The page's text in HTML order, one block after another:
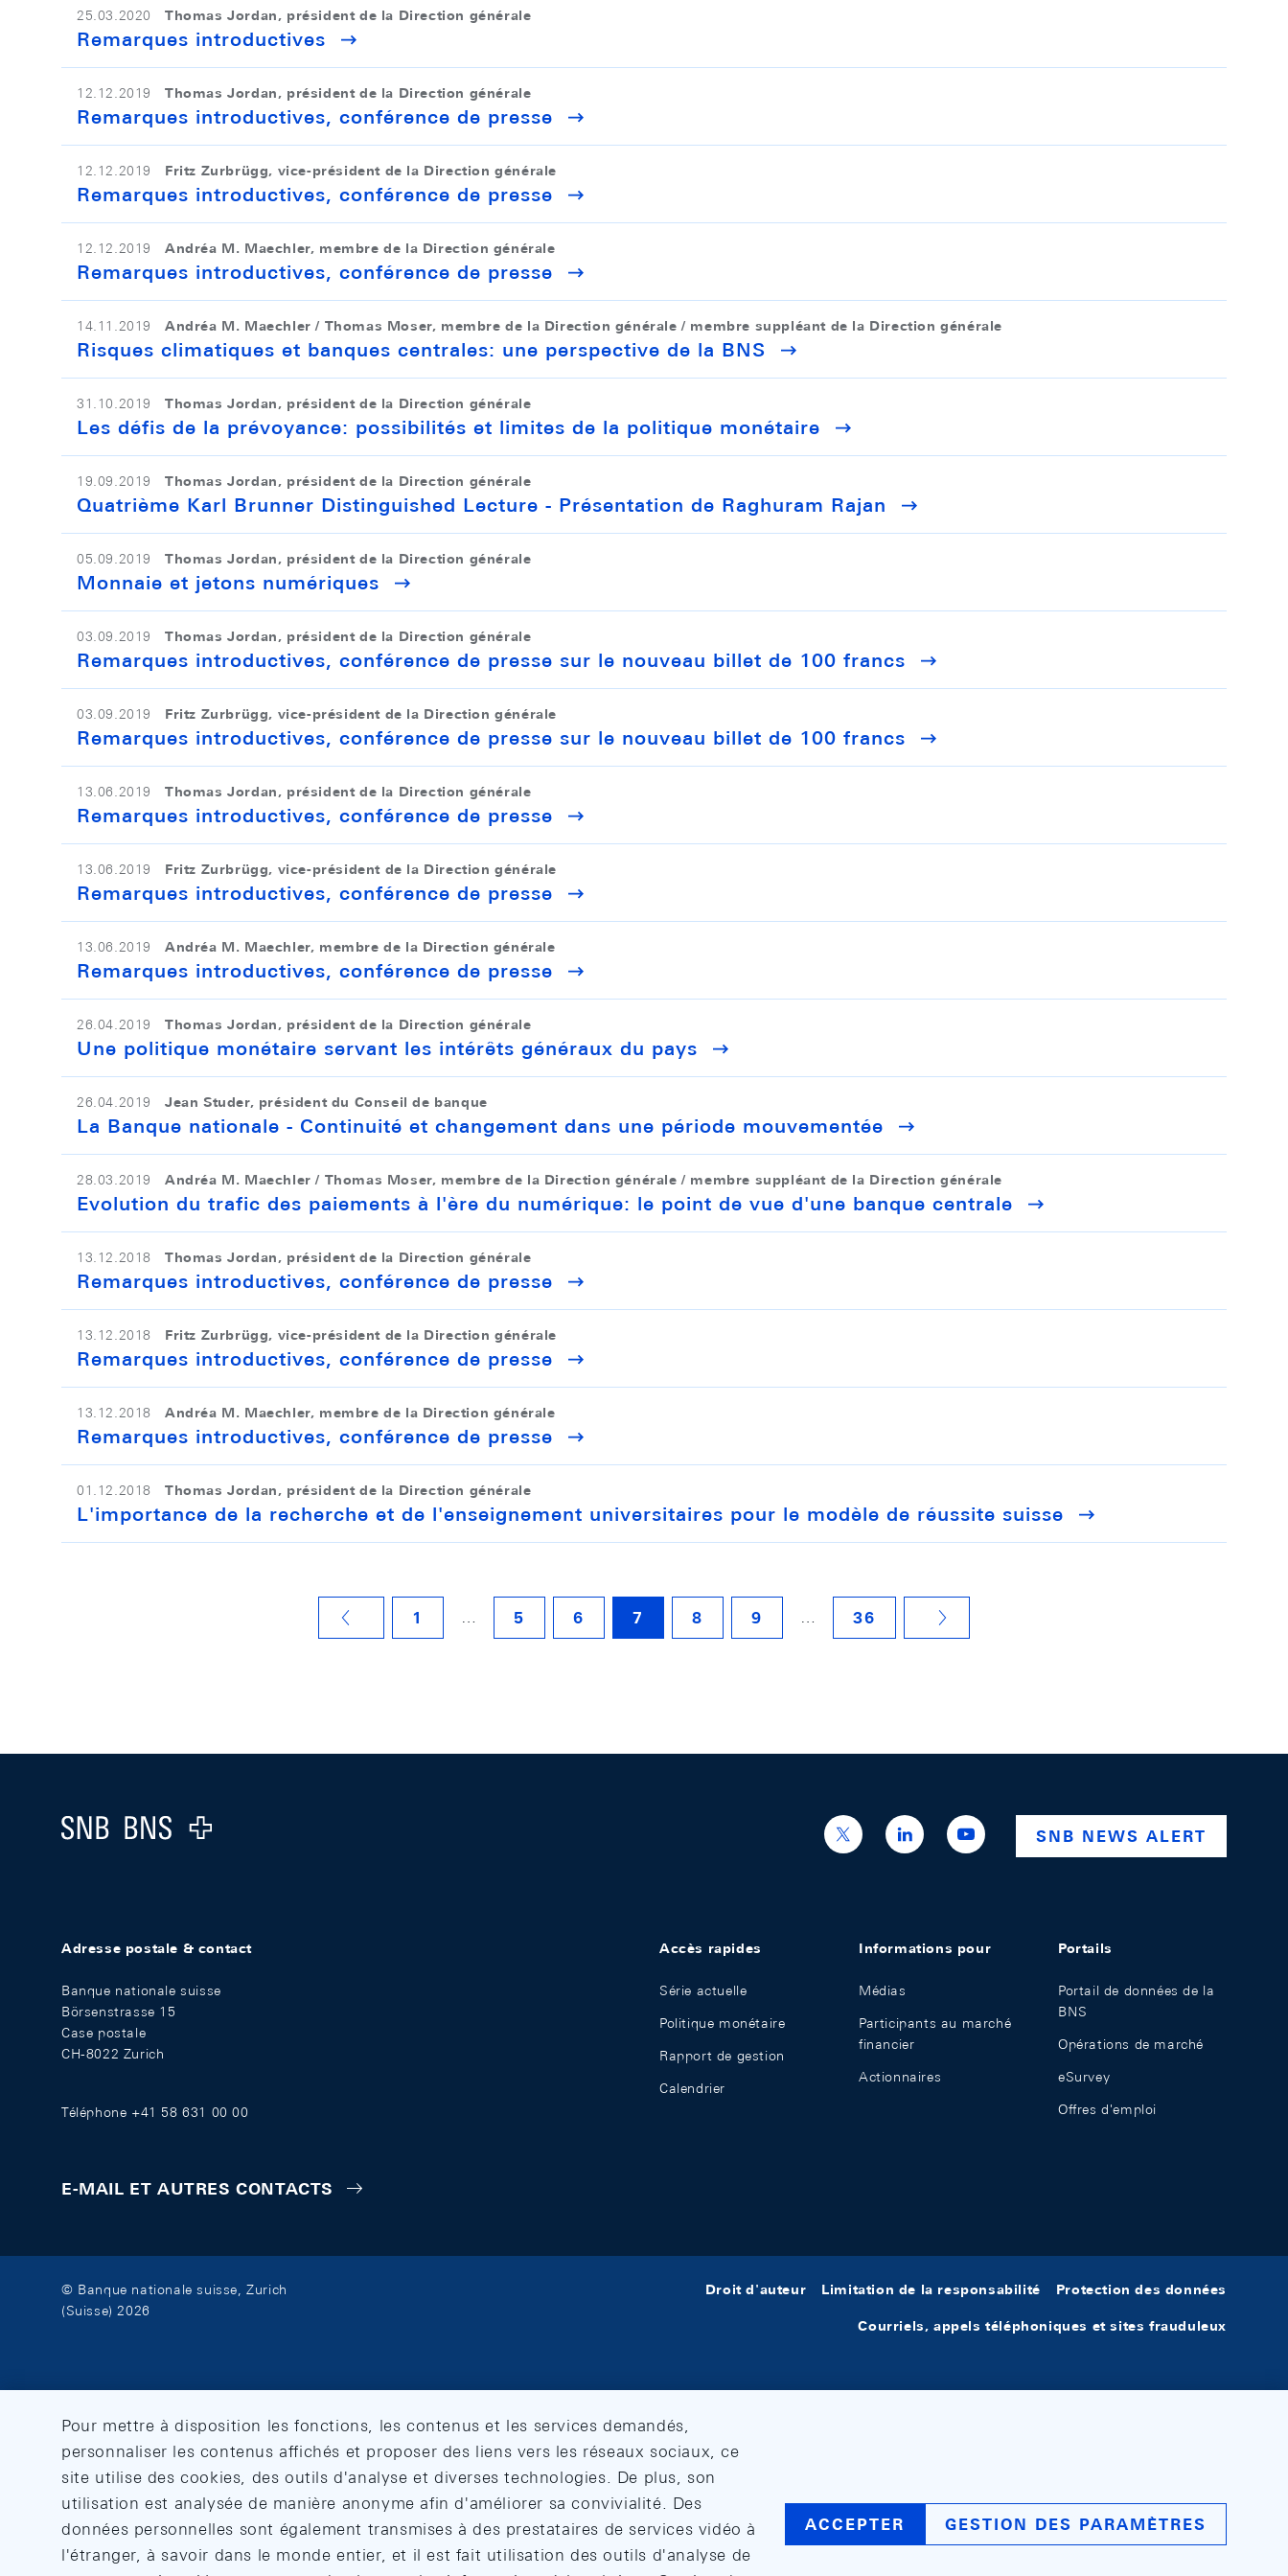
25.03.2020 Thomas Jordan, président de la Direction générale
Remarques introductives
12.12.2019 Thomas Jordan, président de la Direction générale
Remarques introductives, conférence de presse
12.12.2019 Fritz Zurbrügg, vice-président de la Direction générale
Remarques introductives, conférence de presse
12.12.2019 Andréa M. Maechler, membre de la Direction générale
Remarques introductives, conférence de presse
14.11.2019 Andréa M. Maechler / Thomas Moser, membre de la Direction générale / membre suppléant de la Direction générale
Risques climatiques et banques centrales: une perspective de la BNS
31.10.2019 Thomas Jordan, président de la Direction générale
Les défis de la prévoyance: possibilités et limites de la politique monétaire
19.09.2019 Thomas Jordan, président de la Direction générale
Quatrième Karl Brunner Distinguished Lecture - Présentation de Raghuram Rajan
05.09.2019 Thomas Jordan, président de la Direction générale
Monnaie et jetons numériques
03.09.2019 Thomas Jordan, président de la Direction générale
Remarques introductives, conférence de presse sur le nouveau billet de 100 francs
03.09.2019 Fritz Zurbrügg, vice-président de la Direction générale
Remarques introductives, conférence de presse sur le nouveau billet de 100 francs
13.06.2019 Thomas Jordan, président de la Direction générale
Remarques introductives, conférence de presse
13.06.2019 Fritz Zurbrügg, vice-président de la Direction générale
Remarques introductives, conférence de presse
13.06.2019 Andréa M. Maechler, membre de la Direction générale
Remarques introductives, conférence de presse
26.04.2019 Thomas Jordan, président de la Direction générale
Une politique monétaire servant les intérêts généraux du pays
26.04.2019 Jean Studer, président du Conseil de banque
La Banque nationale - Continuité et changement dans une période mouvementée
28.03.2019 Andréa M. Maechler / Thomas Moser, membre de la Direction générale / membre suppléant de la Direction générale
Evolution du trafic des paiements à l'ère du numérique: le point de vue d'une banque centrale
13.12.2018 Thomas Jordan, président de la Direction générale
Remarques introductives, conférence de presse
13.12.2018 Fritz Zurbrügg, vice-président de la Direction générale
Remarques introductives, conférence de presse
13.12.2018 Andréa M. Maechler, membre de la Direction générale
Remarques introductives, conférence de presse
01.12.2018 Thomas Jordan, président de la Direction générale
L'importance de la recherche et de l'enseignement universitaires pour le modèle de réussite suisse
1 … 5 6 7 8 9 … 36
Footer
Logo
https://x.com/snb_bns
https://ch.linkedin.com/company/swiss-
national-
https://www.youtube.com/
SNB NEWS ALERT
Adresse postale & contact
Banque nationale suisse
Börsenstrasse 15
Case postale
CH-8022 Zurich
Téléphone +41 58 631 00 00
E-MAIL ET AUTRES CONTACTS
Accès rapides
Série actuelle
Politique monétaire
Rapport de gestion
Calendrier
Informations pour
Médias
Participants au marché
financier
Actionnaires
Portails
Portail de données de la
BNS
Opérations de marché
eSurvey
Offres d'emploi
© Banque nationale suisse, Zurich
(Suisse) 2026
Droit d'auteur Limitation de la responsabilité Protection des données
Courriels, appels téléphoniques et sites frauduleux
Pour mettre à disposition les fonctions, les contenus et les services demandés,
personnaliser les contenus affichés et proposer des liens vers les réseaux sociaux, ce
site utilise des cookies, des outils d'analyse et diverses technologies. De plus, son
utilisation est analysée de manière anonyme afin d'améliorer sa convivialité. Des
données personnelles sont également transmises à des prestataires de services vidéo à
l'étranger, à savoir dans le monde entier, et il est fait utilisation des outils d'analyse de
ACCEPTER GESTION DES PARAMÈTRES